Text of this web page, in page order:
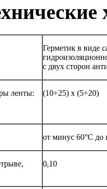
Герметик в виде
с двух сторон
ленты:
(10÷25) х (5÷20)
от минус 60°С до
0,10